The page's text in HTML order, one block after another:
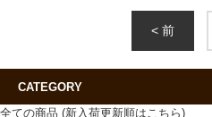
< 前
CATEGORY
全ての商品 (新入荷更新順はこちら)